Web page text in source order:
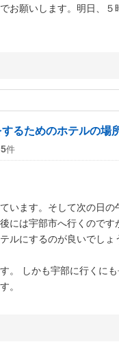
お願いします。明日、５
るためのホテルの場
5件
います。そして次の日の
には宇部市へ行くので
ルにするのが良いでし
しかも宇部に行くにも
。